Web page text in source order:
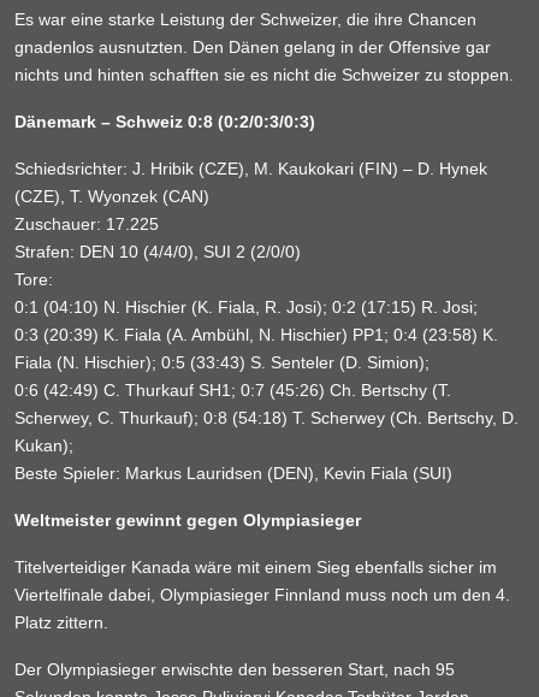
Es war eine starke Leistung der Schweizer, die ihre Chancen
gnadenlos ausnutzten. Den Dänen gelang in der Offensive gar
nichts und hinten schafften sie es nicht die Schweizer zu stoppen.
Dänemark – Schweiz 0:8 (0:2/0:3/0:3)
Schiedsrichter: J. Hribik (CZE), M. Kaukokari (FIN) – D. Hynek
(CZE), T. Wyonzek (CAN)
Zuschauer: 17.225
Strafen: DEN 10 (4/4/0), SUI 2 (2/0/0)
Tore:
0:1 (04:10) N. Hischier (K. Fiala, R. Josi); 0:2 (17:15) R. Josi;
0:3 (20:39) K. Fiala (A. Ambühl, N. Hischier) PP1; 0:4 (23:58) K.
Fiala (N. Hischier); 0:5 (33:43) S. Senteler (D. Simion);
0:6 (42:49) C. Thurkauf SH1; 0:7 (45:26) Ch. Bertschy (T.
Scherwey, C. Thurkauf); 0:8 (54:18) T. Scherwey (Ch. Bertschy, D.
Kukan);
Beste Spieler: Markus Lauridsen (DEN), Kevin Fiala (SUI)
Weltmeister gewinnt gegen Olympiasieger
Titelverteidiger Kanada wäre mit einem Sieg ebenfalls sicher im
Viertelfinale dabei, Olympiasieger Finnland muss noch um den 4.
Platz zittern.
Der Olympiasieger erwischte den besseren Start, nach 95